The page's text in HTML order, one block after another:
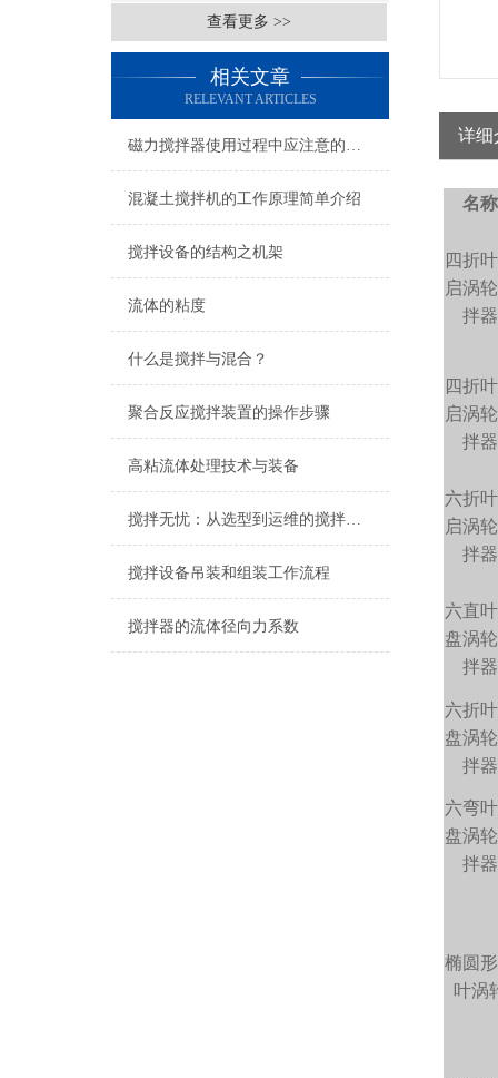
查看更多 >>
相关文章
RELEVANT ARTICLES
磁力搅拌器使用过程中应注意的几个问题
混凝土搅拌机的工作原理简单介绍
搅拌设备的结构之机架
流体的粘度
什么是搅拌与混合？
聚合反应搅拌装置的操作步骤
高粘流体处理技术与装备
搅拌无忧：从选型到运维的搅拌机全场景使用守则
搅拌设备吊装和组装工作流程
搅拌器的流体径向力系数
详细
名称
四折
启涡
拌器
四折
启涡
拌器
六折
启涡
拌器
六直
盘涡
拌器
六折
盘涡
拌器
六弯
盘涡
拌器
椭圆
叶涡